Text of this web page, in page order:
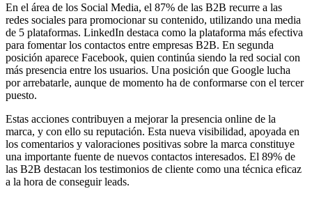
En el área de los Social Media, el 87% de las B2B recurre a las
redes sociales para promocionar su contenido, utilizando una media
de 5 plataformas. LinkedIn destaca como la plataforma más efectiva
para fomentar los contactos entre empresas B2B. En segunda
posición aparece Facebook, quien continúa siendo la red social con
más presencia entre los usuarios. Una posición que Google lucha
por arrebatarle, aunque de momento ha de conformarse con el tercer
puesto.
Estas acciones contribuyen a mejorar la presencia online de la
marca, y con ello su reputación. Esta nueva visibilidad, apoyada en
los comentarios y valoraciones positivas sobre la marca constituye
una importante fuente de nuevos contactos interesados. El 89% de
las B2B destacan los testimonios de cliente como una técnica eficaz
a la hora de conseguir leads.